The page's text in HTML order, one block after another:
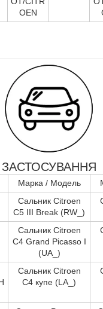
OEN
ЗАСТОСУВАННЯ
Марка / Модель
Сальник Citroen
C5 III Break (RW_)
Сальник Citroen
C4 Grand Picasso I
(UA_)
Сальник Citroen
C4 купе (LA_)